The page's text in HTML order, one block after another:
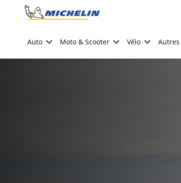
Go to page content
Auto Moto & Scooter Vélo Autres